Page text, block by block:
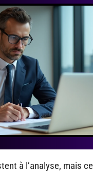
à l’analyse, mais